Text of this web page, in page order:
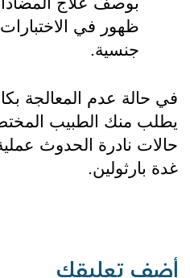
جنسية.
غدة بارثولين.
أضف تعليقك